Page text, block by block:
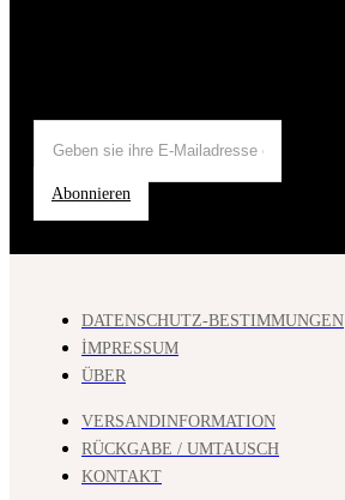
Abonnieren
DATENSCHUTZ-BESTIMMUNGEN
İMPRESSUM
ÜBER
VERSANDINFORMATION
RÜCKGABE / UMTAUSCH
KONTAKT